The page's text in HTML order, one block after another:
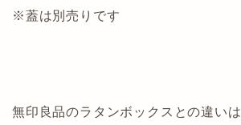
※蓋は別売りです
無印良品のラタンボックスとの違いは